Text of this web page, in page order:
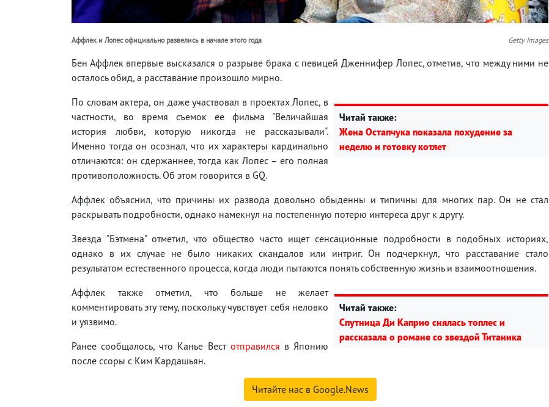
Аффлек и Лопес официально развелись в начале этого года Getty Images
Бен Аффлек впервые высказался о разрыве брака с певицей Дженнифер Лопес, отметив, что между ними не
осталось обид, а расставание произошло мирно.
Читай также:
Жена Остапчука показала похудение за
неделю и готовку котлет
По словам актера, он даже участвовал в проектах Лопес, в
частности, во время съемок ее фильма "Величайшая
история любви, которую никогда не рассказывали".
Именно тогда он осознал, что их характеры кардинально
отличаются: он сдержаннее, тогда как Лопес – его полная
противоположность. Об этом говорится в GQ.
Аффлек объяснил, что причины их развода довольно обыденны и типичны для многих пар. Он не стал
раскрывать подробности, однако намекнул на постепенную потерю интереса друг к другу.
Звезда "Бэтмена" отметил, что общество часто ищет сенсационные подробности в подобных историях,
однако в их случае не было никаких скандалов или интриг. Он подчеркнул, что расставание стало
результатом естественного процесса, когда люди пытаются понять собственную жизнь и взаимоотношения.
Читай также:
Спутница Ди Каприо снялась топлес и
рассказала о романе со звездой Титаника
Аффлек также отметил, что больше не желает
комментировать эту тему, поскольку чувствует себя неловко
и уязвимо.
Ранее сообщалось, что Канье Вест отправился в Японию
после ссоры с Ким Кардашьян.
Читайте нас в Google.News